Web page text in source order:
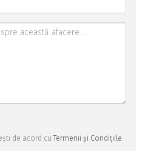
de acord cuTermenii și Condițiile